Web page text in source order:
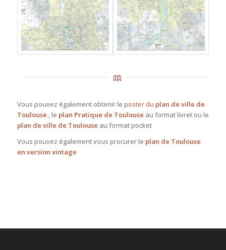
Vous pouvez également obtenir le poster du plan de ville de
Toulouse , le plan Pratique de Toulouse au format livret ou le
plan de ville de Toulouse au format pocket
Vous pouvez également vous procurer le plan de Toulouse
en version vintage